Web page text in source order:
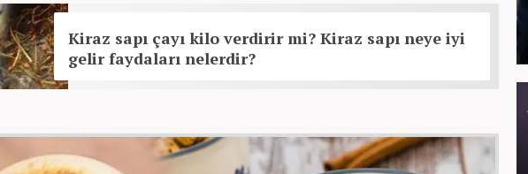
Kiraz sapı çayı kilo verdirir mi? Kiraz sapı neye iyi
gelir faydaları nelerdir?